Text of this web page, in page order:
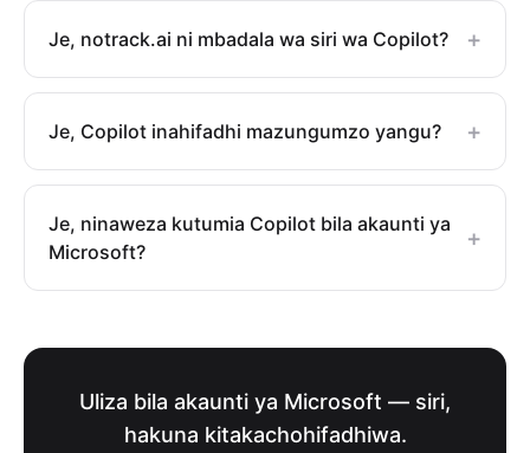
Je, notrack.ai ni mbadala wa siri wa Copilot? +
Je, Copilot inahifadhi mazungumzo yangu? +
Je, ninaweza kutumia Copilot bila akaunti ya
Microsoft?
+
Uliza bila akaunti ya Microsoft — siri,
hakuna kitakachohifadhiwa.